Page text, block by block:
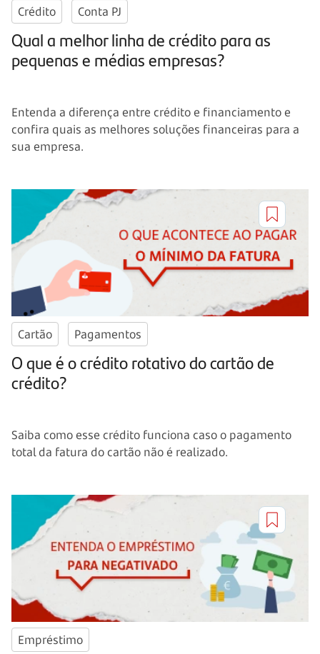
Crédito Conta PJ
Qual a melhor linha de crédito para as
pequenas e médias empresas?
Entenda a diferença entre crédito e financiamento e
confira quais as melhores soluções financeiras para a
sua empresa.
Cartão Pagamentos
O que é o crédito rotativo do cartão de
crédito?
Saiba como esse crédito funciona caso o pagamento
total da fatura do cartão não é realizado.
Empréstimo